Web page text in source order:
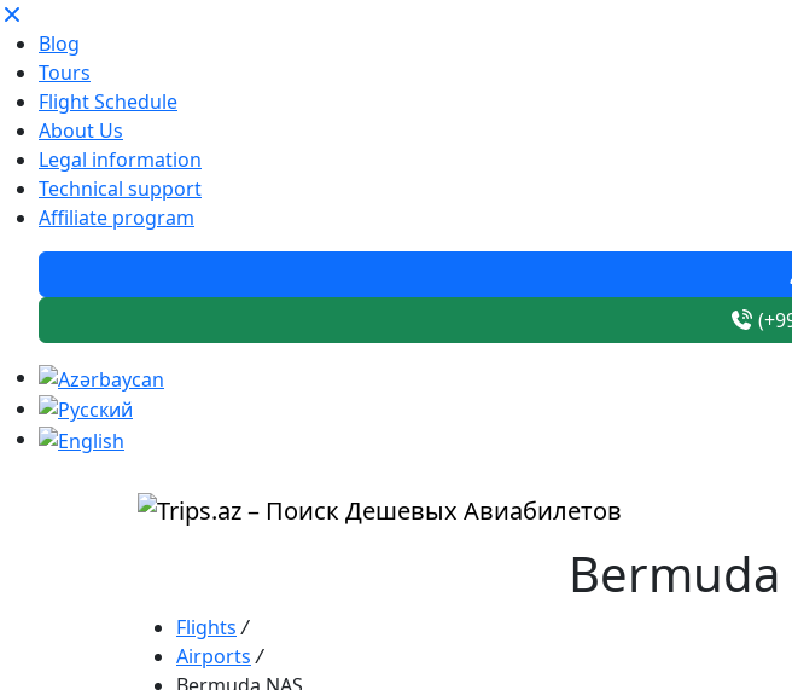
Blog
Tours
Flight Schedule
About Us
Legal information
Technical support
Affiliate program
Flights /
Airports /